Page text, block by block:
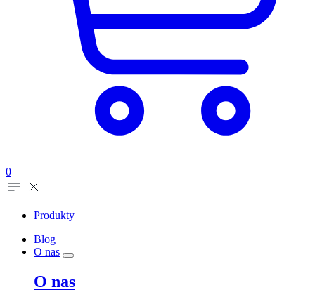
0
Produkty
Blog
O nas
O nas